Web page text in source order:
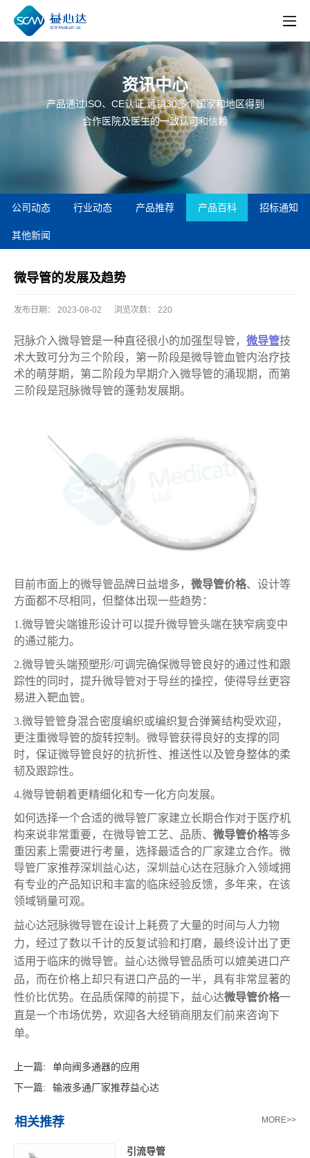
资讯中心
产品通过ISO、CE认证,远销30多个国家和地区得到
合作医院及医生的一致认可和信赖
公司动态 行业动态 产品推荐 产品百科 招标通知
其他新闻
微导管的发展及趋势
发布日期： 2023-08-02 浏览次数： 220
冠脉介入微导管是一种直径很小的加强型导管， 微导管技
术大致可分为三个阶段，第一阶段是微导管血管内治疗技
术的萌芽期，第二阶段为早期介入微导管的涌现期，而第
三阶段是冠脉微导管的蓬勃发展期。
目前市面上的微导管品牌日益增多， 微导管价格、设计等
方面都不尽相同，但整体出现一些趋势：
1.微导管尖端锥形设计可以提升微导管头端在狭窄病变中
的通过能力。
2.微导管头端预塑形/可调完确保微导管良好的通过性和跟
踪性的同时，提升微导管对于导丝的操控，使得导丝更容
易进入靶血管。
3.微导管管身混合密度编织或编织复合弹簧结构受欢迎，
更注重微导管的旋转控制。微导管获得良好的支撑的同
时，保证微导管良好的抗折性、推送性以及管身整体的柔
韧及跟踪性。
4.微导管朝着更精细化和专一化方向发展。
如何选择一个合适的微导管厂家建立长期合作对于医疗机
构来说非常重要，在微导管工艺、品质、 微导管价格等多
重因素上需要进行考量，选择最适合的厂家建立合作。微
导管厂家推荐深圳益心达，深圳益心达在冠脉介入领域拥
有专业的产品知识和丰富的临床经验反馈，多年来，在该
领域销量可观。
益心达冠脉微导管在设计上耗费了大量的时间与人力物
力，经过了数以千计的反复试验和打磨，最终设计出了更
适用于临床的微导管。益心达微导管品质可以媲美进口产
品，而在价格上却只有进口产品的一半，具有非常显著的
性价比优势。在品质保障的前提下，益心达微导管价格一
直是一个市场优势，欢迎各大经销商朋友们前来咨询下
单。
上一篇:
单向阀多通器的应用
下一篇:
输液多通厂家推荐益心达
相关推荐 MORE>>
引流导管